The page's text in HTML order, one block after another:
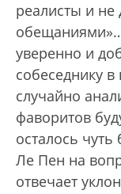
реалисты и
уверенно и
собеседнику
случайно
фаворитов
осталось
Ле Пен на
отвечает